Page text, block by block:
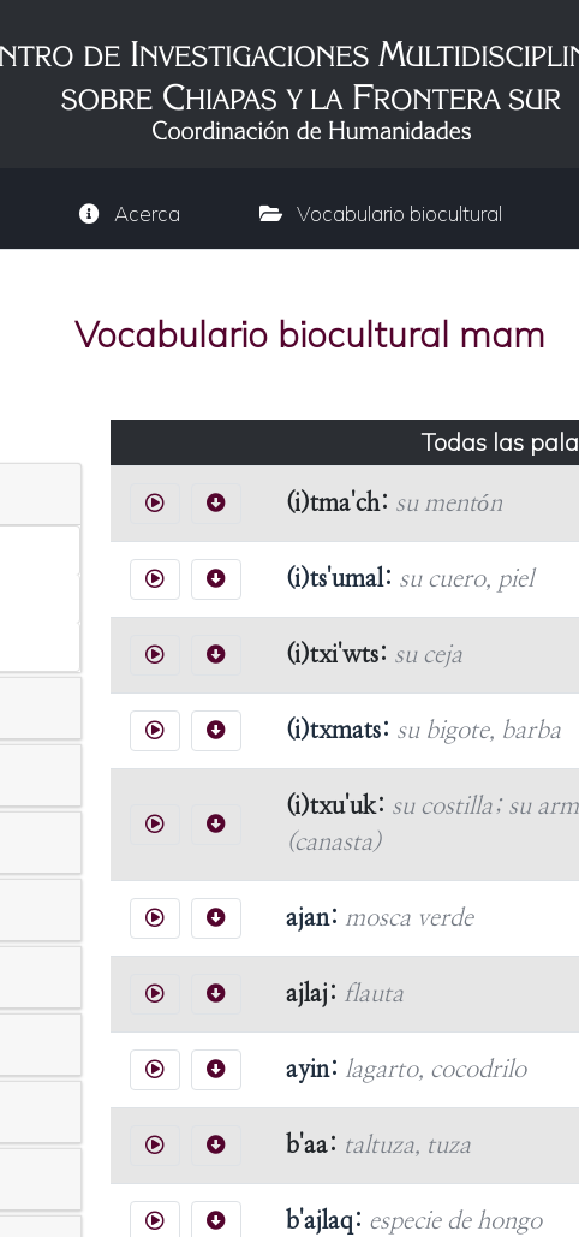
Acerca Vocabulario biocultural
Vocabulario biocultural mam
Todas las
(i)tma'ch: su mentón
(i)ts'umal: su cuero, piel
(i)txi'wts: su ceja
(i)txmats: su bigote, barba
(i)txu'uk: su costilla; su
(canasta)
ajan: mosca verde
ajlaj: flauta
ayin: lagarto, cocodrilo
b'aa: taltuza, tuza
b'ajlaq: especie de hongo